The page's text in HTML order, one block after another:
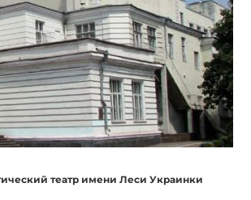
театр имени Леси Украинки